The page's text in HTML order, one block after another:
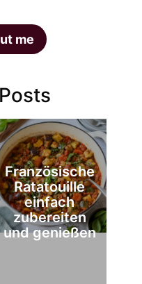
me
Französische
Ratatouille
einfach
zubereiten
und genießen